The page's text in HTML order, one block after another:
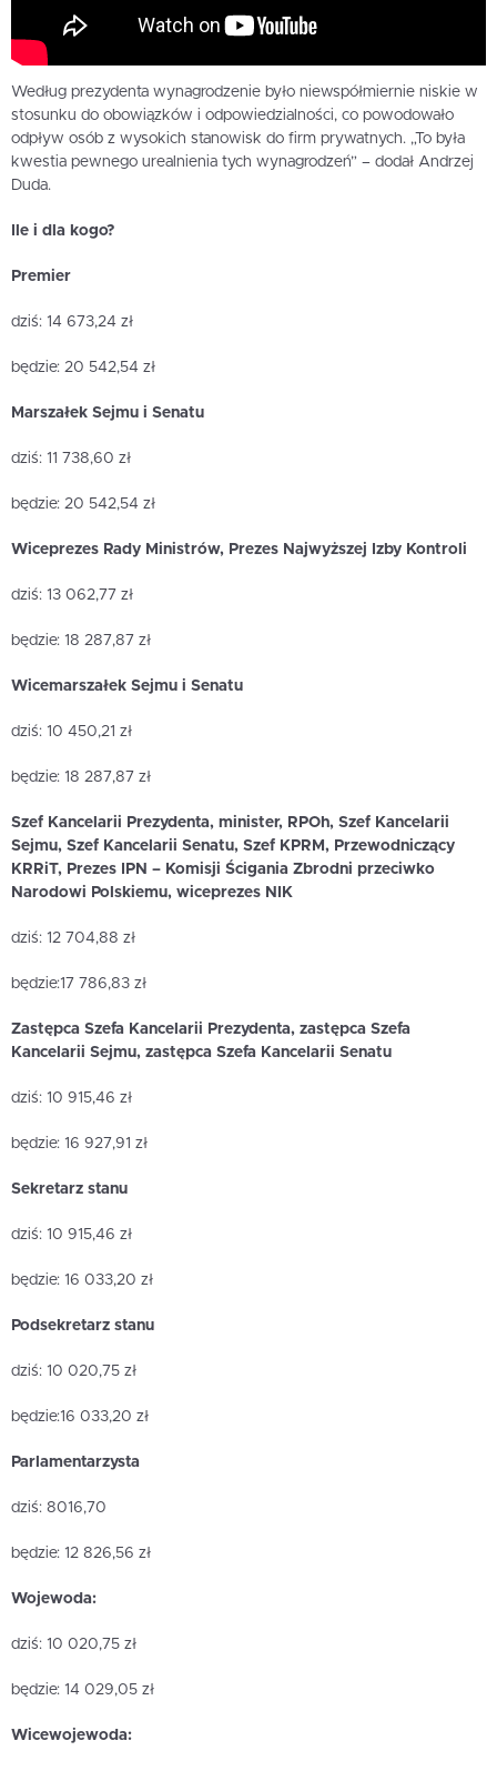
Według prezydenta wynagrodzenie było niewspółmiernie niskie w
stosunku do obowiązków i odpowiedzialności, co powodowało
odpływ osób z wysokich stanowisk do firm prywatnych. „To była
kwestia pewnego urealnienia tych wynagrodzeń” – dodał Andrzej
Duda.
Ile i dla kogo?
Premier
dziś: 14 673,24 zł
będzie: 20 542,54 zł
Marszałek Sejmu i Senatu
dziś: 11 738,60 zł
będzie: 20 542,54 zł
Wiceprezes Rady Ministrów, Prezes Najwyższej Izby Kontroli
dziś: 13 062,77 zł
będzie: 18 287,87 zł
Wicemarszałek Sejmu i Senatu
dziś: 10 450,21 zł
będzie: 18 287,87 zł
Szef Kancelarii Prezydenta, minister, RPOh, Szef Kancelarii
Sejmu, Szef Kancelarii Senatu, Szef KPRM, Przewodniczący
KRRiT, Prezes IPN – Komisji Ścigania Zbrodni przeciwko
Narodowi Polskiemu, wiceprezes NIK
dziś: 12 704,88 zł
będzie:17 786,83 zł
Zastępca Szefa Kancelarii Prezydenta, zastępca Szefa
Kancelarii Sejmu, zastępca Szefa Kancelarii Senatu
dziś: 10 915,46 zł
będzie: 16 927,91 zł
Sekretarz stanu
dziś: 10 915,46 zł
będzie: 16 033,20 zł
Podsekretarz stanu
dziś: 10 020,75 zł
będzie:16 033,20 zł
Parlamentarzysta
dziś: 8016,70
będzie: 12 826,56 zł
Wojewoda:
dziś: 10 020,75 zł
będzie: 14 029,05 zł
Wicewojewoda: